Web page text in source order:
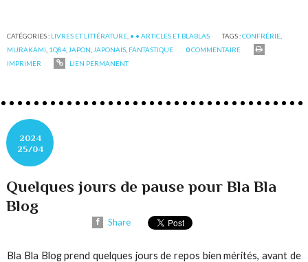
CATÉGORIES : LIVRES ET LITTÉRATURE • • ARTICLES ET BLABLAS TAGS :CONFRÉRIE
MURAKAMI 1Q84 JAPON JAPONAIS FANTASTIQUE 0COMMENTAIRE
IMPRIMER
LIEN PERMANENT
2024
25/04
Quelques jours de pause pour Bla Bla
Blog
Share
Bla Bla Blog prend quelques jours de repos bien mérités, avant de